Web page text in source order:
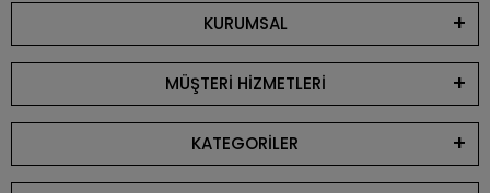
KURUMSAL
MÜŞTERİ HİZMETLERİ
KATEGORİLER